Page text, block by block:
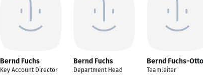
Bernd Fuchs
Key Account Director
Bernd Fuchs
Department Head
Bernd Fuchs-Otto
Teamleiter